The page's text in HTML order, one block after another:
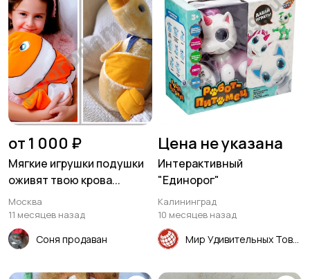
от 1 000 ₽
Мягкие игрушки подушки
оживят твою крова...
Москва
11 месяцев назад
Соня продаван
Цена не указана
Интерактивный
"Единорог"
Калининград
10 месяцев назад